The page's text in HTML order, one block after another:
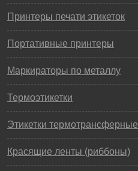
Принтеры печати этикеток
Портативные принтеры
Маркираторы по металлу
Термоэтикетки
Этикетки термотрансферные
Красящие ленты (риббоны)